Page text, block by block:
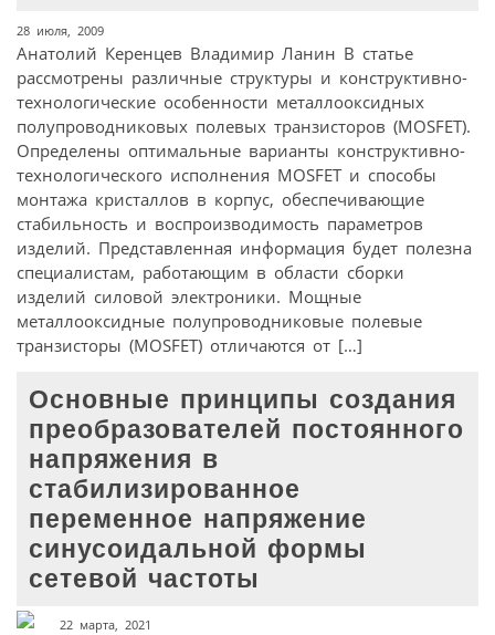
28 июля, 2009
Анатолий Керенцев Владимир Ланин В статье
рассмотрены различные структуры и конструктивно-
технологические особенности металлооксидных
полупроводниковых полевых транзисторов (MOSFET).
Определены оптимальные варианты конструктивно-
технологического исполнения MOSFET и способы
монтажа кристаллов в корпус, обеспечивающие
стабильность и воспроизводимость параметров
изделий. Представленная информация будет полезна
специалистам, работающим в области сборки
изделий силовой электроники. Мощные
металлооксидные полупроводниковые полевые
транзисторы (MOSFET) отличаются от […]
Основные принципы создания
преобразователей постоянного
напряжения в
стабилизированное
переменное напряжение
синусоидальной формы
сетевой частоты
22 марта, 2021